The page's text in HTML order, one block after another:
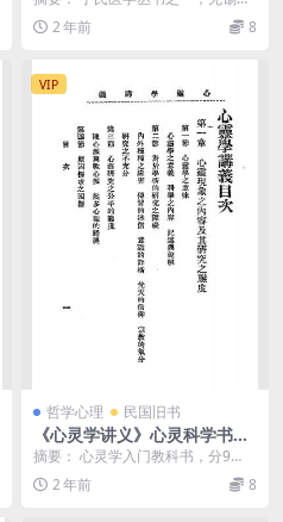
福保著。医学指南pdf下载 截图：
服务说明： ...
2 年前 8
VIP
哲学心理 民国旧书
《心灵学讲义》心灵科学书局-
民国二十二年七月[1933.7]-心
灵学入门下载
摘要： 心灵学入门教科书，分9
章；有：心灵现象的内容，自动现
象与心灵现象，实验的...
2 年前 8